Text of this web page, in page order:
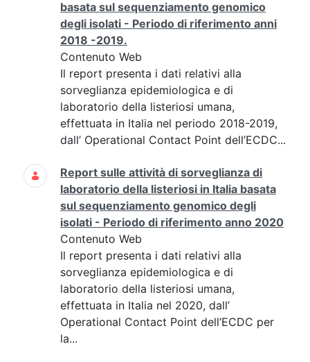
basata sul sequenziamento genomico
degli isolati - Periodo di riferimento anni
2018 -2019.
Contenuto Web
Il report presenta i dati relativi alla
sorveglianza epidemiologica e di
laboratorio della listeriosi umana,
effettuata in Italia nel periodo 2018-2019,
dall’ Operational Contact Point dell’ECDC...
Report sulle attività di sorveglianza di
laboratorio della listeriosi in Italia basata
sul sequenziamento genomico degli
isolati - Periodo di riferimento anno 2020
Contenuto Web
Il report presenta i dati relativi alla
sorveglianza epidemiologica e di
laboratorio della listeriosi umana,
effettuata in Italia nel 2020, dall’
Operational Contact Point dell’ECDC per
la...